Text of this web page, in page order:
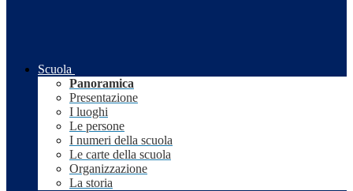
Scuola
Panoramica
Presentazione
I luoghi
Le persone
I numeri della scuola
Le carte della scuola
Organizzazione
La storia